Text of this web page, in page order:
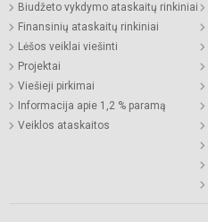
Biudžeto vykdymo ataskaitų rinkiniai
Finansinių ataskaitų rinkiniai
Lėšos veiklai viešinti
Projektai
Viešieji pirkimai
Informacija apie 1,2 % paramą
Veiklos ataskaitos